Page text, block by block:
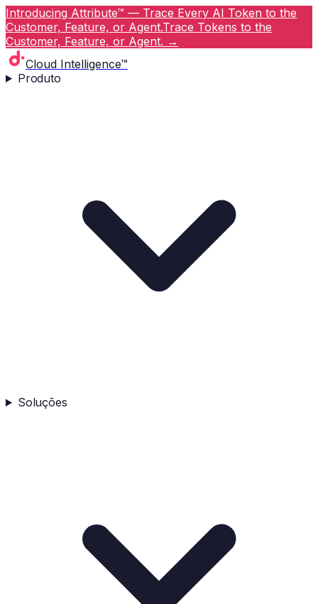
Introducing Attribute™ — Trace Every AI Token to the
Customer, Feature, or Agent.Trace Tokens to the
Customer, Feature, or Agent. →
Cloud Intelligence™
Produto
Soluções